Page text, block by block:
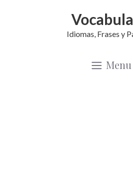
Idiomas, Frases y
Menu